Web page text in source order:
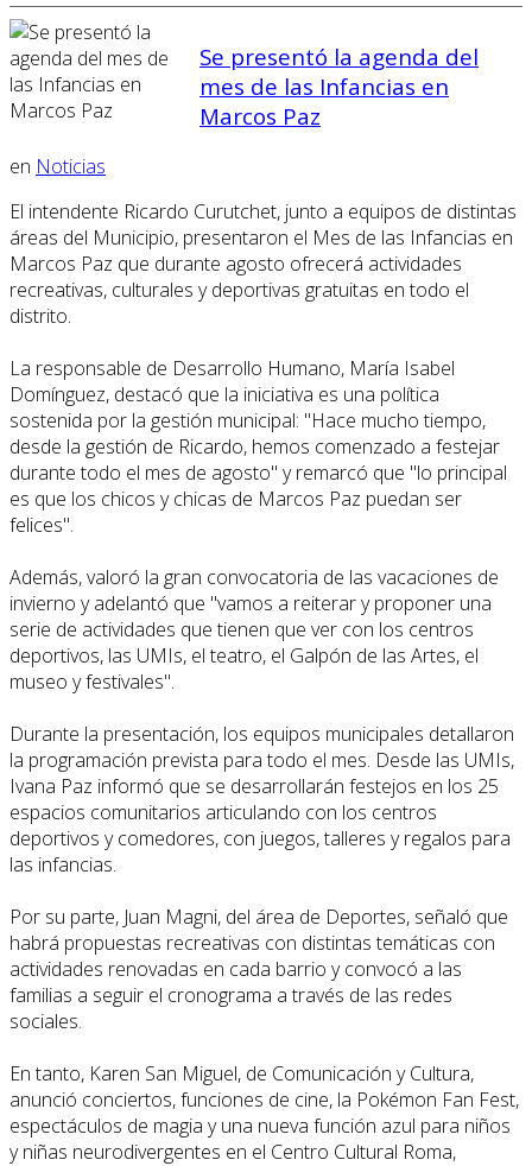
Se presentó la agenda del
mes de las Infancias en
Marcos Paz
en Noticias
El intendente Ricardo Curutchet, junto a equipos de distintas
áreas del Municipio, presentaron el Mes de las Infancias en
Marcos Paz que durante agosto ofrecerá actividades
recreativas, culturales y deportivas gratuitas en todo el
distrito.
La responsable de Desarrollo Humano, María Isabel
Domínguez, destacó que la iniciativa es una política
sostenida por la gestión municipal: "Hace mucho tiempo,
desde la gestión de Ricardo, hemos comenzado a festejar
durante todo el mes de agosto" y remarcó que "lo principal
es que los chicos y chicas de Marcos Paz puedan ser
felices".
Además, valoró la gran convocatoria de las vacaciones de
invierno y adelantó que "vamos a reiterar y proponer una
serie de actividades que tienen que ver con los centros
deportivos, las UMIs, el teatro, el Galpón de las Artes, el
museo y festivales".
Durante la presentación, los equipos municipales detallaron
la programación prevista para todo el mes. Desde las UMIs,
Ivana Paz informó que se desarrollarán festejos en los 25
espacios comunitarios articulando con los centros
deportivos y comedores, con juegos, talleres y regalos para
las infancias.
Por su parte, Juan Magni, del área de Deportes, señaló que
habrá propuestas recreativas con distintas temáticas con
actividades renovadas en cada barrio y convocó a las
familias a seguir el cronograma a través de las redes
sociales.
En tanto, Karen San Miguel, de Comunicación y Cultura,
anunció conciertos, funciones de cine, la Pokémon Fan Fest,
espectáculos de magia y una nueva función azul para niños
y niñas neurodivergentes en el Centro Cultural Roma,